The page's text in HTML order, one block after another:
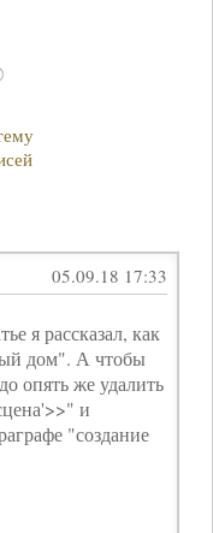
05.09.18 17:33
я рассказал, как
дом". А чтобы
опять же удалить
и
"создание